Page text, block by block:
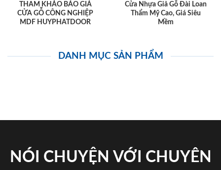
THAM KHẢO BÁO GIÁ
CỬA GỖ CÔNG NGHIỆP
MDF HUYPHATDOOR
Cửa Nhựa Giả Gỗ Đài Loan
Thẩm Mỹ Cao, Giá Siêu
Mềm
DANH MỤC SẢN PHẨM
NÓI CHUYỆN VỚI CHUYÊN